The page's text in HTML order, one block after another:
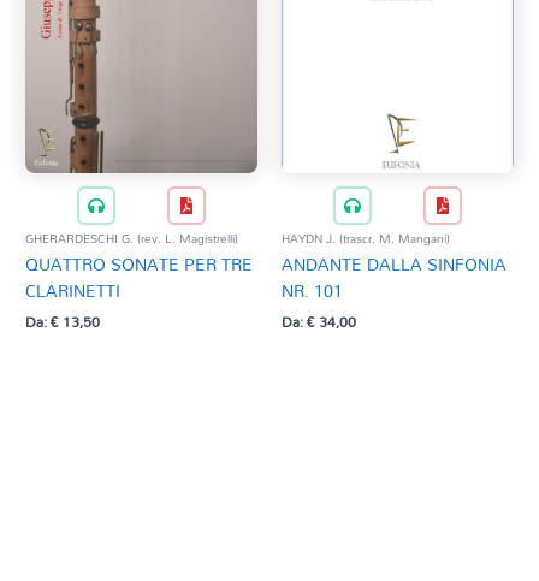
GHERARDESCHI G. (rev. L. Magistrelli)
QUATTRO SONATE PER TRE
CLARINETTI
Da:€13,50
HAYDN J. (trascr. M. Mangani)
ANDANTE DALLA SINFONIA
NR. 101
Da:€34,00